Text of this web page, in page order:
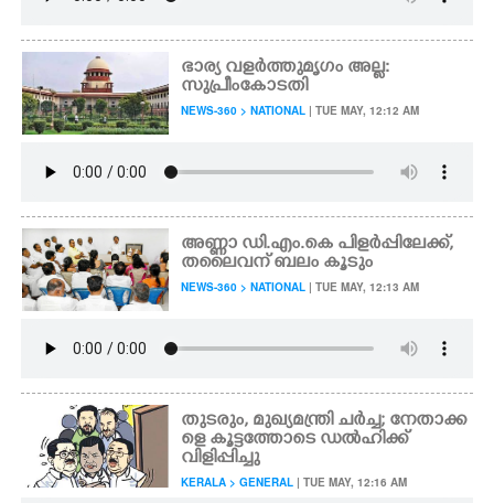
ഭാര്യ വളർത്തുമൃഗം അല്ല:
സുപ്രീംകോടതി
NEWS-360 > NATIONAL | TUE MAY, 12:12 AM
അണ്ണാ ഡി.എം.കെ പിളർപ്പിലേക്ക്,
തലൈവന് ബലം കൂടും
NEWS-360 > NATIONAL | TUE MAY, 12:13 AM
തുടരും, മുഖ്യമന്ത്രി ചർച്ച; നേതാക്ക
ളെ കൂട്ടത്തോടെ ഡൽഹിക്ക്
വിളിപ്പിച്ചു
KERALA > GENERAL | TUE MAY, 12:16 AM